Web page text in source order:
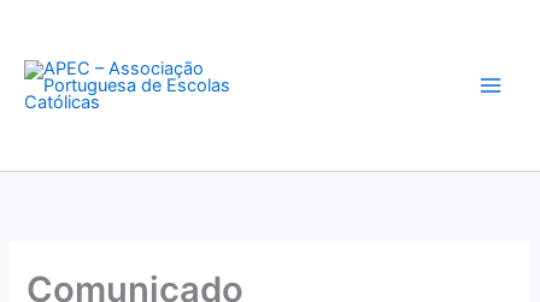
content
Comunicado